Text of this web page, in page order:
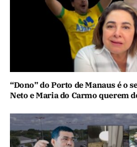
“Dono” do Porto de Manaus é o
Neto e Maria do Carmo querem